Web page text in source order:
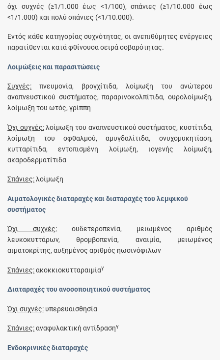
όχι συχνές (≥1/1.000 έως <1/100), σπάνιες (≥1/10.000 έως
<1/1.000) και πολύ σπάνιες (<1/10.000).
Εντός κάθε κατηγορίας συχνότητας, οι ανεπιθύμητες ενέργειες
παρατίθενται κατά φθίνουσα σειρά σοβαρότητας.
Λοιμώξεις και παρασιτώσεις
Συχνές: πνευμονία, βρογχίτιδα, λοίμωξη του ανώτερου
αναπνευστικού συστήματος, παραρινοκολπίτιδα, ουρολοίμωξη,
λοίμωξη του ωτός, γρίππη
Όχι συχνές:λοίμωξη του αναπνευστικού συστήματος, κυστίτιδα,
λοίμωξη του οφθαλμού, αμυγδαλίτιδα, ονυχομυκητίαση,
κυτταρίτιδα, εντοπισμένη λοίμωξη, ιογενής λοίμωξη,
ακαροδερματίτιδα
Σπάνιες:λοίμωξη
Αιματολογικές διαταραχές και διαταραχές του λεμφικού
συστήματος
Όχι συχνές: ουδετεροπενία, μειωμένος αριθμός
λευκοκυττάρων, θρομβοπενία, αναιμία, μειωμένος
αιματοκρίτης, αυξημένος αριθμός ηωσινόφιλων
Σπάνιες:ακοκκιοκυτταραιμίαγ
Διαταραχές του ανοσοποιητικού συστήματος
Όχι συχνές: υπερευαισθησία
Σπάνιες:αναφυλακτική αντίδρασηγ
Ενδοκρινικές διαταραχές